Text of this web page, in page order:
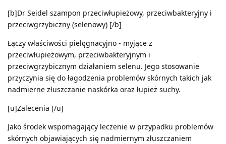
[b]Dr Seidel szampon przeciwłupieżowy, przeciwbakteryjny i
przeciwgrzybiczny (selenowy) [/b]
Łączy właściwości pielęgnacyjno - myjące z
przeciwłupieżowym, przeciwbakteryjnym i
przeciwgrzybicznym działaniem selenu. Jego stosowanie
przyczynia się do łagodzenia problemów skórnych takich jak
nadmierne złuszczanie naskórka oraz łupież suchy.
[u]Zalecenia [/u]
Jako środek wspomagający leczenie w przypadku problemów
skórnych objawiających się nadmiernym złuszczaniem